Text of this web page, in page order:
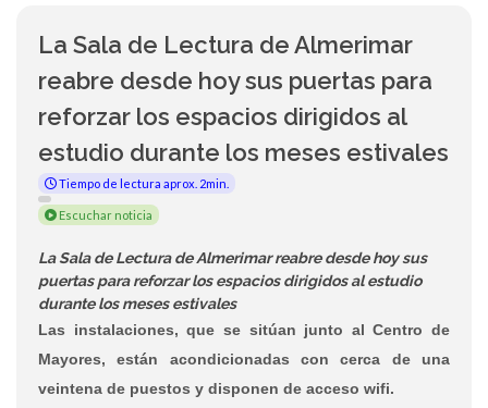
La Sala de Lectura de Almerimar
reabre desde hoy sus puertas para
reforzar los espacios dirigidos al
estudio durante los meses estivales
Tiempo de lectura aprox. 2min.
Escuchar noticia
La Sala de Lectura de Almerimar reabre desde hoy sus
puertas para reforzar los espacios dirigidos al estudio
durante los meses estivales
Las instalaciones, que se sitúan junto al Centro de
Mayores, están acondicionadas con cerca de una
veintena de puestos y disponen de acceso wifi.